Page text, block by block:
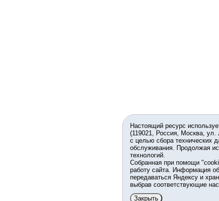
Настоящий ресурс
(119021, Россия, Москва,
с целью сбора технических
обслуживания. Продолжая
технологий.
Собранная при помощи
работу сайта. Информация
передаваться Яндексу и
выбрав соответствующие
Закрыть